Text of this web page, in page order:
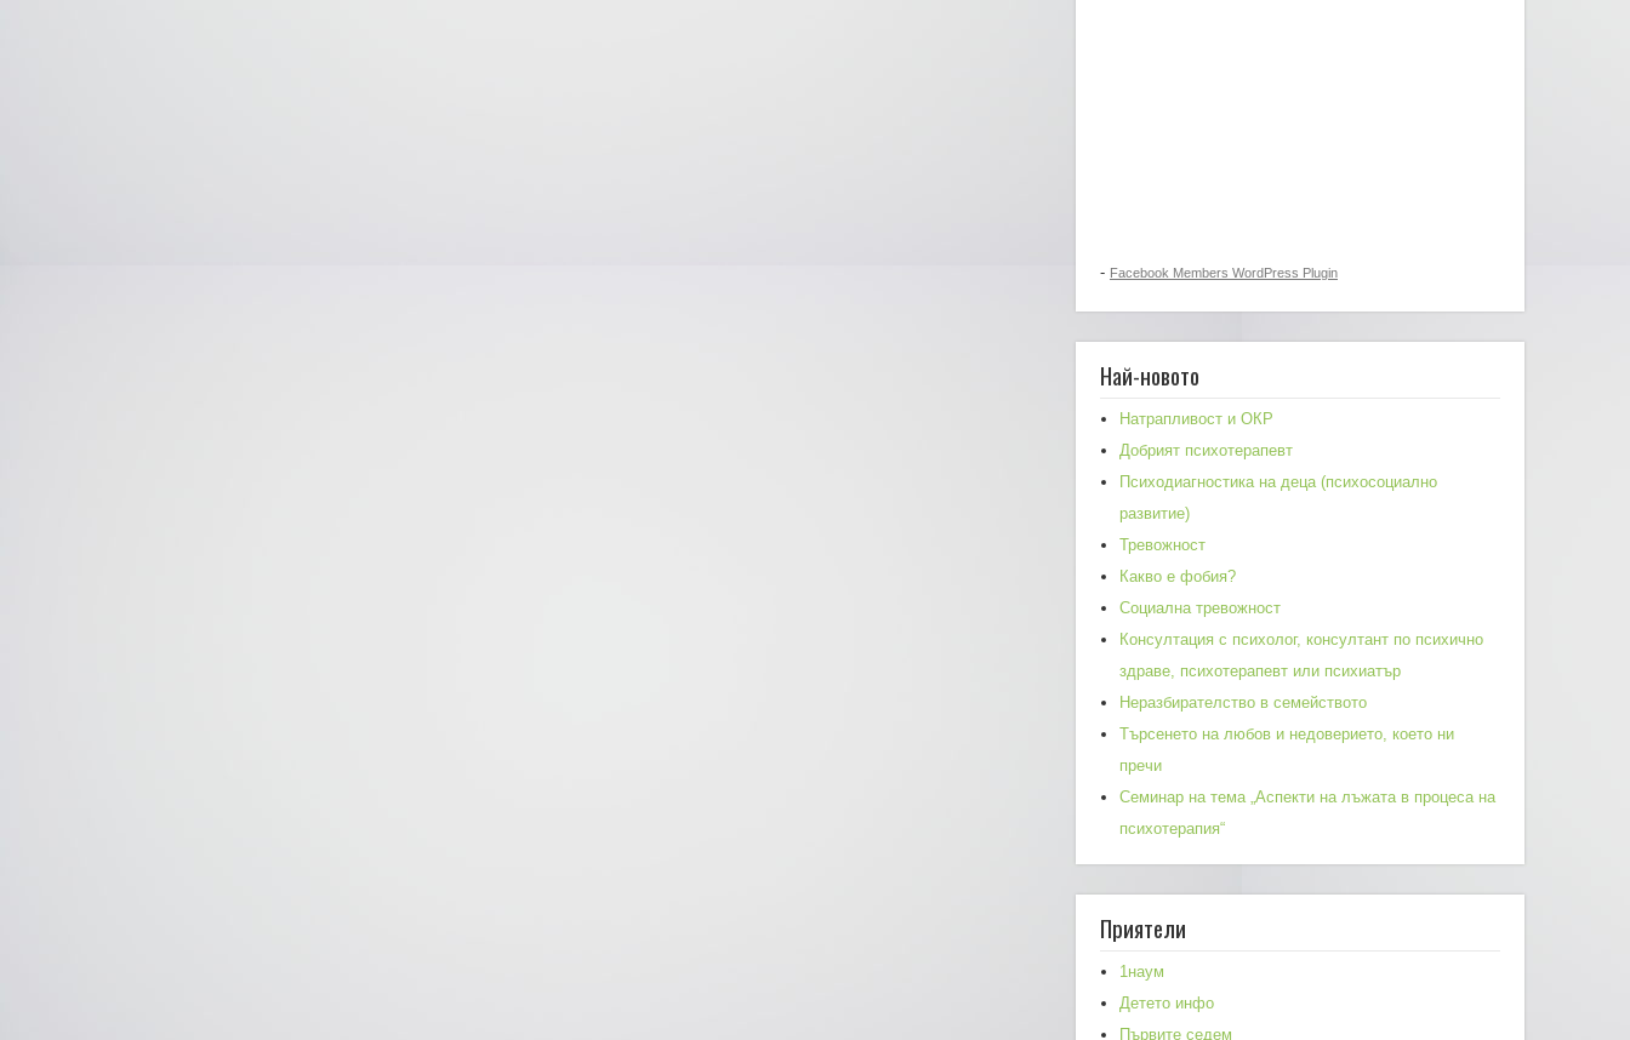
- Facebook Members WordPress Plugin
Най-новото
Натрапливост и ОКР
Добрият психотерапевт
Психодиагностика на деца (психосоциално
развитие)
Тревожност
Какво е фобия?
Социална тревожност
Консултация с психолог, консултант по психично
здраве, психотерапевт или психиатър
Неразбирателство в семейството
Търсенето на любов и недоверието, което ни
пречи
Семинар на тема „Аспекти на лъжата в процеса на
психотерапия“
Приятели
1наум
Детето инфо
Първите седем